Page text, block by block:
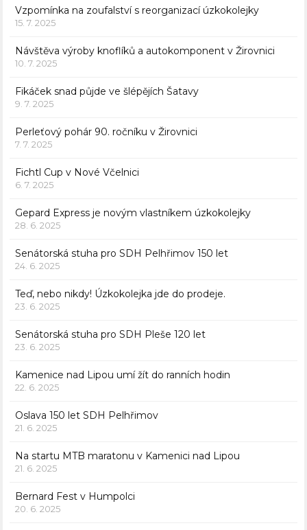
Vzpomínka na zoufalství s reorganizací úzkokolejky
15. 7. 2025
Návštěva výroby knoflíků a autokomponent v Žirovnici
10. 7. 2025
Fikáček snad půjde ve šlépějích Šatavy
9. 7. 2025
Perleťový pohár 90. ročníku v Žirovnici
7. 7. 2025
Fichtl Cup v Nové Včelnici
6. 7. 2025
Gepard Express je novým vlastníkem úzkokolejky
28. 6. 2025
Senátorská stuha pro SDH Pelhřimov 150 let
24. 6. 2025
Teď, nebo nikdy! Úzkokolejka jde do prodeje.
23. 6. 2025
Senátorská stuha pro SDH Pleše 120 let
23. 6. 2025
Kamenice nad Lipou umí žít do ranních hodin
22. 6. 2025
Oslava 150 let SDH Pelhřimov
21. 6. 2025
Na startu MTB maratonu v Kamenici nad Lipou
21. 6. 2025
Bernard Fest v Humpolci
20. 6. 2025